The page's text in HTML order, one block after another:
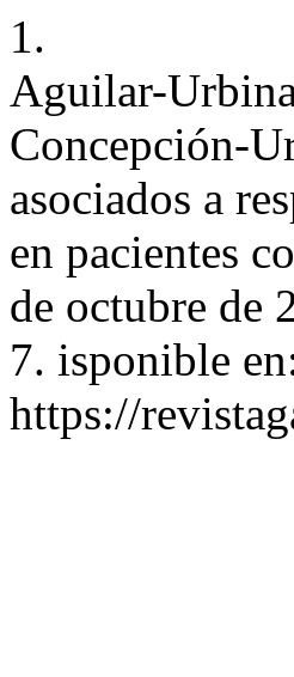
1.
Aguilar-
Concepción-
asociados a
en pacientes
de octubre de
7. isponible
https://